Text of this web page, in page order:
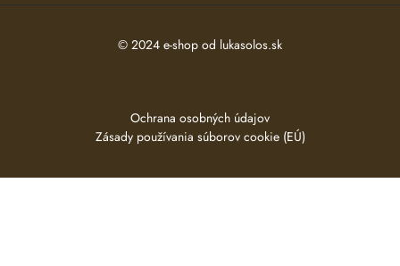
© 2024 e-shop od lukasolos.sk
Ochrana osobných údajov
Zásady používania súborov cookie (EÚ)